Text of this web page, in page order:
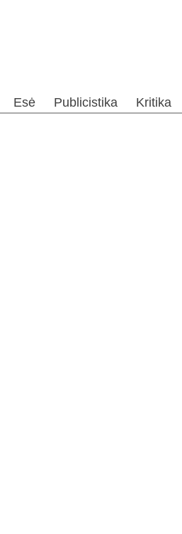
Esė Publicistika Kritika